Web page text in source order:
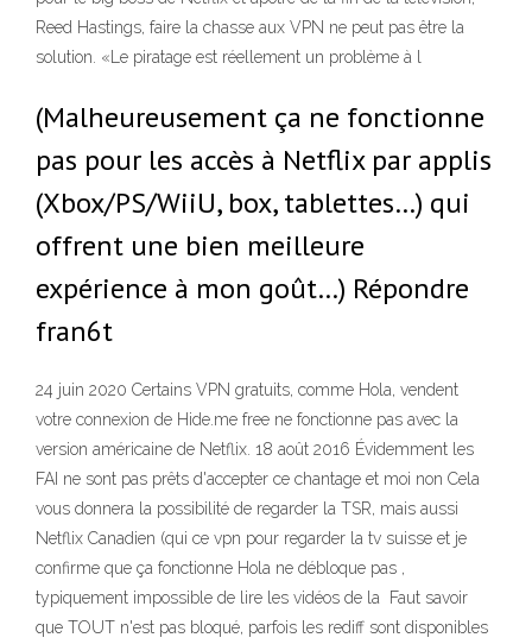
Reed Hastings, faire la chasse aux VPN ne peut pas être la
solution. «Le piratage est réellement un problème à l
(Malheureusement ça ne fonctionne
pas pour les accès à Netflix par applis
(Xbox/PS/WiiU, box, tablettes…) qui
offrent une bien meilleure
expérience à mon goût…) Répondre
fran6t
24 juin 2020 Certains VPN gratuits, comme Hola, vendent
votre connexion de Hide.me free ne fonctionne pas avec la
version américaine de Netflix. 18 août 2016 Évidemment les
FAI ne sont pas prêts d'accepter ce chantage et moi non Cela
vous donnera la possibilité de regarder la TSR, mais aussi
Netflix Canadien (qui ce vpn pour regarder la tv suisse et je
confirme que ça fonctionne Hola ne débloque pas ,
typiquement impossible de lire les vidéos de la Faut savoir
que TOUT n'est pas bloqué, parfois les rediff sont disponibles